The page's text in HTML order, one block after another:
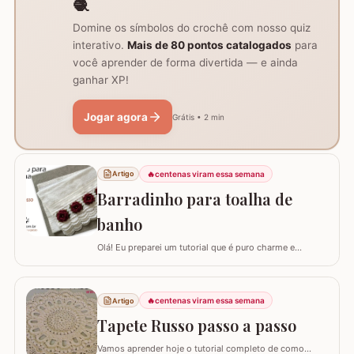
🧶
Domine os símbolos do crochê com nosso quiz
interativo. Mais de 80 pontos catalogados para
você aprender de forma divertida — e ainda
ganhar XP!
Jogar agora Grátis • 2 min
Artigo 🔥centenas viram essa semana
Barradinho para toalha de
banho
Olá! Eu preparei um tutorial que é puro charme e
como confeccionar um Barradinho para Toalha de
Banho ou Toalha de Rosto passo a passo. Esse
trabalho transforma uma peça simples em um item de
decoração de luxo, ideal para presentear ou para…
Artigo 🔥centenas viram essa semana
Tapete Russo passo a passo
Vamos aprender hoje o tutorial completo de como